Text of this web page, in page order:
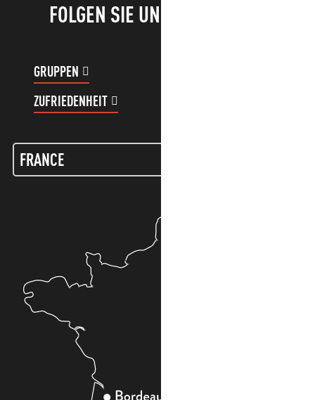
FOLGEN SIE UNS!
GRUPPEN
ZUFRIEDENHEIT